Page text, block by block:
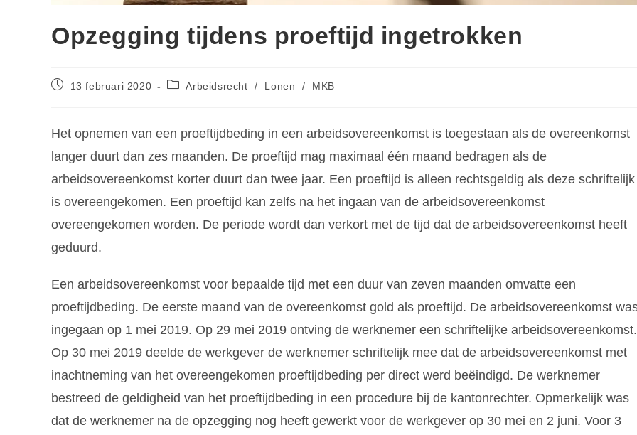
Opzegging tijdens proeftijd ingetrokken
13 februari 2020 Arbeidsrecht / Lonen / MKB
Het opnemen van een proeftijdbeding in een arbeidsovereenkomst is toegestaan als de overeenkomst
langer duurt dan zes maanden. De proeftijd mag maximaal één maand bedragen als de
arbeidsovereenkomst korter duurt dan twee jaar. Een proeftijd is alleen rechtsgeldig als deze schriftelijk
is overeengekomen. Een proeftijd kan zelfs na het ingaan van de arbeidsovereenkomst
overeengekomen worden. De periode wordt dan verkort met de tijd dat de arbeidsovereenkomst heeft
geduurd.
Een arbeidsovereenkomst voor bepaalde tijd met een duur van zeven maanden omvatte een
proeftijdbeding. De eerste maand van de overeenkomst gold als proeftijd. De arbeidsovereenkomst
ingegaan op 1 mei 2019. Op 29 mei 2019 ontving de werknemer een schriftelijke arbeidsovereenkomst.
Op 30 mei 2019 deelde de werkgever de werknemer schriftelijk mee dat de arbeidsovereenkomst met
inachtneming van het overeengekomen proeftijdbeding per direct werd beëindigd. De werknemer
bestreed de geldigheid van het proeftijdbeding in een procedure bij de kantonrechter. Opmerkelijk was
dat de werknemer na de opzegging nog heeft gewerkt voor de werkgever op 30 mei en 2 juni. Voor 3